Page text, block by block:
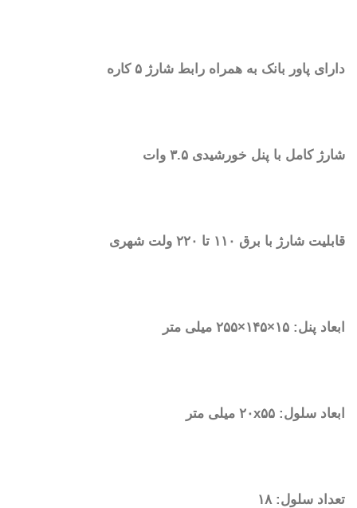
دارای پاور بانک به همراه رابط شارژ ۵ کاره
شارژ کامل با پنل خورشیدی ۳.۵ وات
قابلیت شارژ با برق ۱۱۰ تا ۲۲۰ ولت شهری
ابعاد پنل: ۱۵×۱۴۵×۲۵۵ میلی متر
ابعاد سلول: ۲۰x۵۵ میلی متر
تعداد سلول: ۱۸